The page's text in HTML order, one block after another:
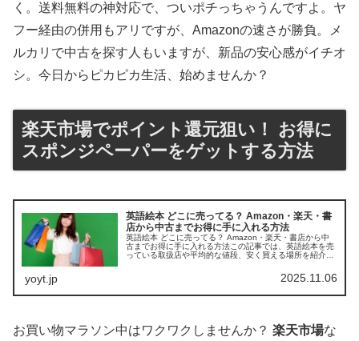
く。送料無料の神対応で、ついポチっちゃうんですよ。ヤ
フー経由の併用もアリですが、Amazonの速さが勝負。メ
ルカリで中古を探す人もいますが、新品の安心感がイチオ
シ。今日からピカピカ生活、始めませんか？
楽天市場でポイント還元狙い！ お得に
スポンジペーパーをゲットする方法
英語絵本 どこに売ってる？ Amazon・楽天・書
店から中古までお得に手に入れる方法
英語絵本 どこに売ってる？ Amazon・楽天・書店から中
古までお得に手に入れる方法この記事では、英語絵本を売
っている取扱店や平均的な値段、安く買える場所を紹介し
yoyt.jp 2025.11.06
お買い物マラソン中はワクワクしませんか？ 楽天市場な